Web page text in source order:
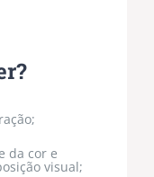
da cor e
visual;